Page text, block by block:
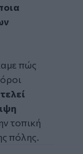
πώς
τοπική
πόλης.